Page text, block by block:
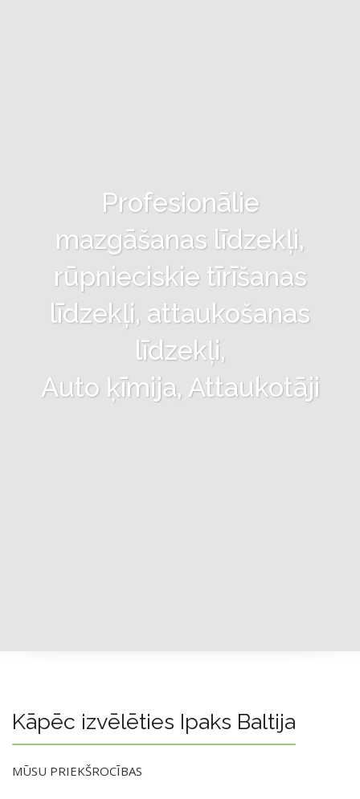
Profesionālie
mazgāšanas līdzekļi,
rūpnieciskie tīrīšanas
līdzekļi, attaukošanas
līdzekļi,
Auto ķīmija, Attaukotāji
Kāpēc izvēlēties Ipaks Baltija
MŪSU PRIEKŠROCĪBAS